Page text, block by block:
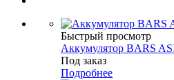
Быстрый просмотр
Аккумулятор BARS
Под заказ
Подробнее